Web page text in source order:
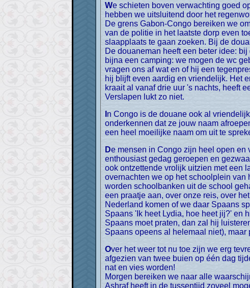
We schieten boven verwachting goed op. In vijf dagen zijn we van noord naar zuid door Gabon gereden. De eerste vier dagen
hebben we uitsluitend door het
De grens Gabon-Congo bereiken we
van de politie in het laatste dorp even
slaapplaats te gaan zoeken. Bij de
De douaneman heeft een beter idee:
bijna een camping: we mogen de wc
vragen ons af wat en of hij een
hij blijft even aardig en vriendelijk. Het
kraait al vanaf drie uur 's nachts, heeft
Verslapen lukt zo niet.
onderkennen dat ze jouw naam
een heel moeilijke naam om uit te
De mensen in Congo zijn heel open en vriendelijk. Het lijkt wel alsof iedereen het leuk vindt dat je langs rijdt, overal wordt
enthousiast gedag geroepen en
ook ontzettende vrolijk uitzien met een
overnachten we op het schoolplein van
worden schoolbanken uit de school
een praatje aan, over onze reis, over
Nederland komen of we daar Spaans
Spaans 'Ik heet Lydia, hoe heet jij?' en
Spaans moet praten, dan zal hij
Spaans opeens al helemaal niet), maar
Over het weer tot nu toe zijn we erg tevreden. We hadden verwacht in Gabon en Congo voortdurend in de regen te zitten, maar
afgezien van twee buien op één dag
nat en vies worden!
Morgen bereiken we naar alle
Ashraf heeft in de tussentijd zoveel